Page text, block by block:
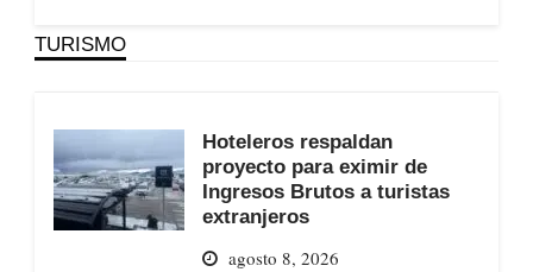
TURISMO
Hoteleros respaldan
proyecto para eximir de
Ingresos Brutos a turistas
extranjeros
agosto 8, 2026